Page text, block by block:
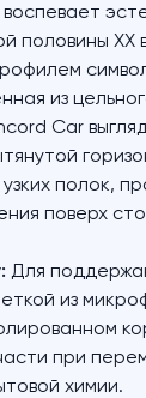
половины
из
Car
полок,
поверх
Для
из
при
химии.